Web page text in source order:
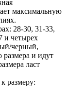
максимальную
28-30, 31-33,
и четырех
черный,
и идут
ласт
размеру: